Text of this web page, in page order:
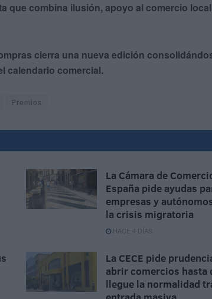
que combina ilusión, apoyo al comercio
cierra una nueva edición
calendario comercial.
Premios
La Cámara de
España pide ayudas
empresas y
la crisis migratoria
HACE 4 DÍAS
La CECE pide
abrir comercios hasta
llegue la normalidad